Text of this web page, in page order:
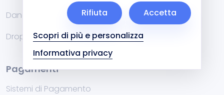
Danea Easyfatt e Cuborio
Dropshipping
Pagamenti
Sistemi di Pagamento
Scopri di più e personalizza
Informativa privacy
Rifiuta Accetta